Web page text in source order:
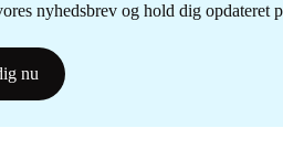
nyhedsbrev og hold dig opdateret
nu